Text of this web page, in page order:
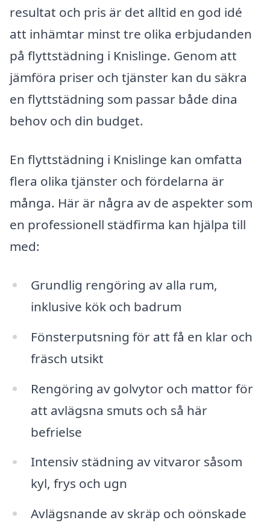
resultat och pris är det alltid en god idé
att inhämtar minst tre olika erbjudanden
på flyttstädning i Knislinge. Genom att
jämföra priser och tjänster kan du säkra
en flyttstädning som passar både dina
behov och din budget.
En flyttstädning i Knislinge kan omfatta
flera olika tjänster och fördelarna är
många. Här är några av de aspekter som
en professionell städfirma kan hjälpa till
med:
Grundlig rengöring av alla rum,
inklusive kök och badrum
Fönsterputsning för att få en klar och
fräsch utsikt
Rengöring av golvytor och mattor för
att avlägsna smuts och så här
befrielse
Intensiv städning av vitvaror såsom
kyl, frys och ugn
Avlägsnande av skräp och oönskade